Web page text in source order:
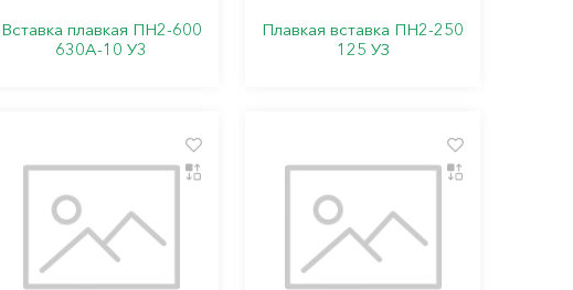
Вставка плавкая ПН2-600
630А-10 У3
Плавкая вставка ПН2-250
125 УЗ